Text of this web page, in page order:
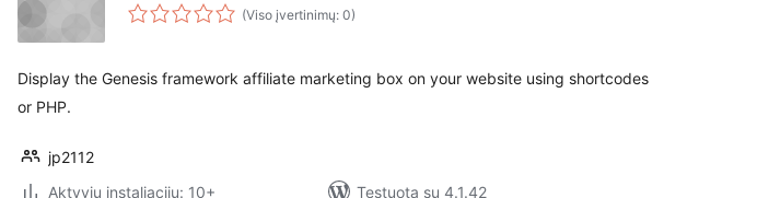
(Viso įvertinimų: 0)
Display the Genesis framework affiliate marketing box on your website using shortcodes
or PHP.
jp2112
Aktyvių instaliacijų: 10+
Testuota su 4.1.42